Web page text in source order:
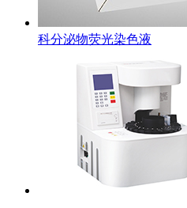
科分泌物荧光染色液